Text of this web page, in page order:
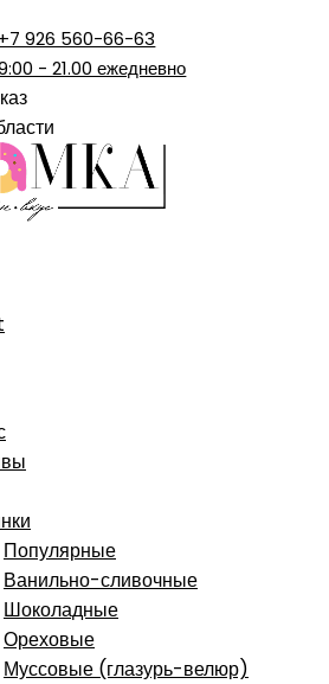
+7 926 560-66-63
- 21.00 ежедневно
Популярные
Ванильно-сливочные
Шоколадные
Ореховые
Муссовые (глазурь-велюр)